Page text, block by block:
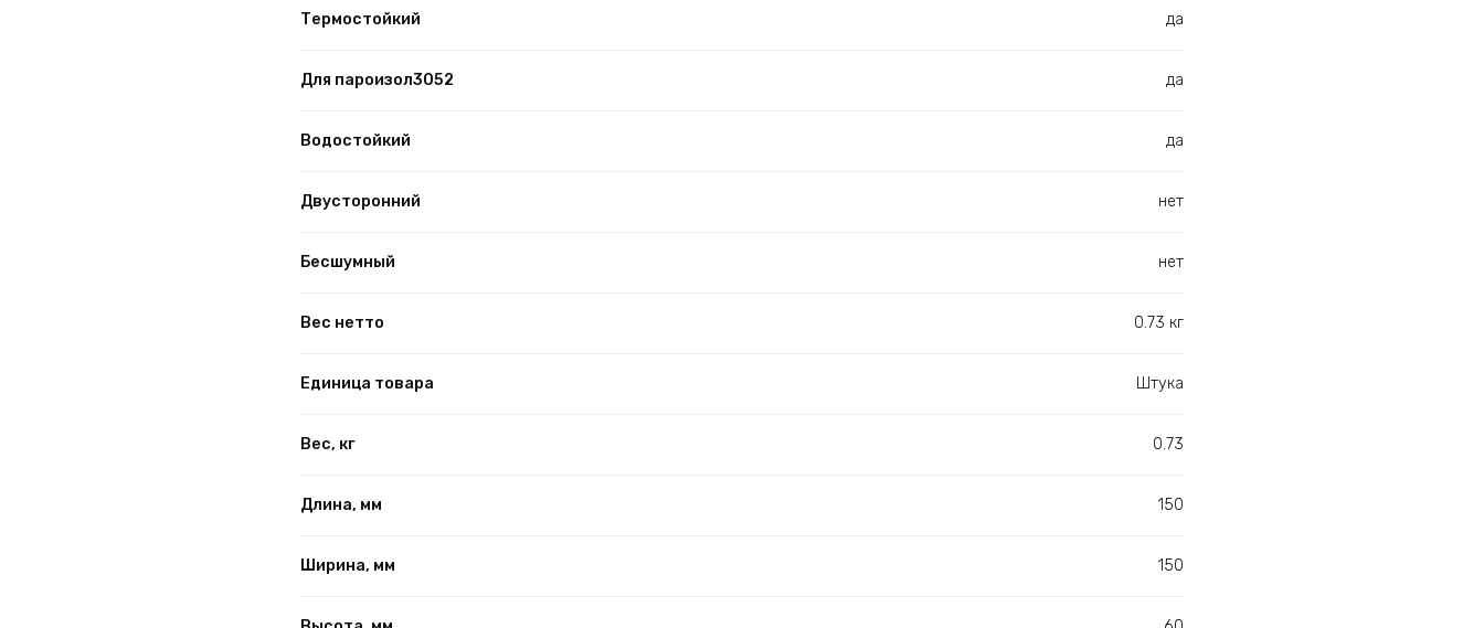
Термостойкий да
Для пароизол3052 да
Водостойкий да
Двусторонний нет
Бесшумный нет
Вес нетто 0.73 кг
Единица товара Штука
Вес, кг 0.73
Длина, мм 150
Ширина, мм 150